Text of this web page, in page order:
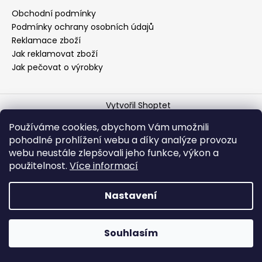
Používáme cookies, abychom Vám umožnili
pohodlné prohlížení webu a díky analýze provozu
webu neustále zlepšovali jeho funkce, výkon a
použitelnost. Více informací
Nastavení
Souhlasím
a
j
í
t
?
HLEDAT
Obchodní podmínky
Podmínky ochrany osobních údajů
Reklamace zboží
Jak reklamovat zboží
Jak pečovat o výrobky
Vytvořil Shoptet
Copyright 2026
Walletia. Všechna práva vyhrazena.
Podle zákona o evidenci tržeb je prodávající povinen
vystavit kupujícímu účtenku. Zároveň je povinen
technického výpadku pak nejpozději do 48 hodin.